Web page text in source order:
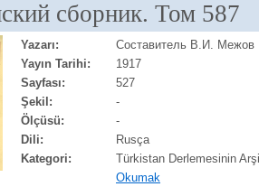
сборник. Том 587
Yazarı:
Составитель В.И. Межов
Yayın Tarihi:
1917
Sayfası:
527
Şekil:
-
Ölçüsü:
-
Dili:
Rusça
Kategori:
Türkistan Derlemesinin
Okumak